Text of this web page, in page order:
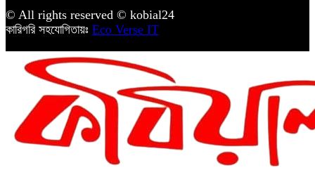
© All rights reserved © kobial24
কারিগরি সহযোগিতায়ঃ Eco Verse IT